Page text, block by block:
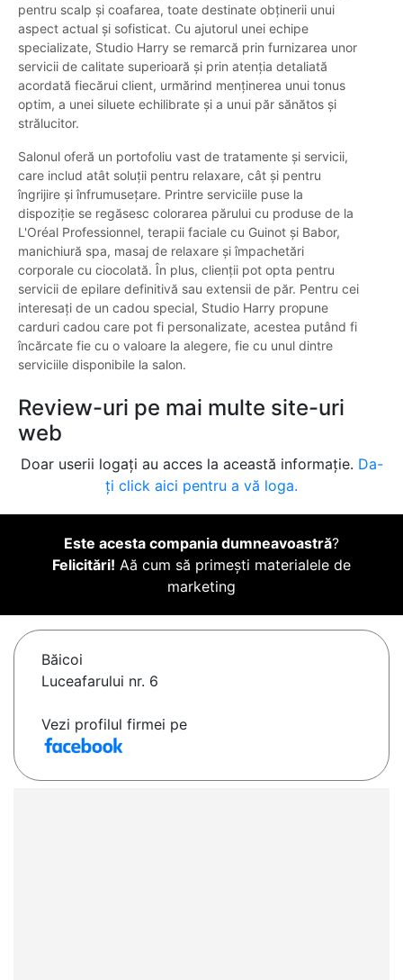
pentru scalp și coafarea, toate destinate obținerii unui
aspect actual și sofisticat. Cu ajutorul unei echipe
specializate, Studio Harry se remarcă prin furnizarea unor
servicii de calitate superioară și prin atenția detaliată
acordată fiecărui client, urmărind menținerea unui tonus
optim, a unei siluete echilibrate și a unui păr sănătos și
strălucitor.
Salonul oferă un portofoliu vast de tratamente și servicii,
care includ atât soluții pentru relaxare, cât și pentru
îngrijire și înfrumusețare. Printre serviciile puse la
dispoziție se regăsesc colorarea părului cu produse de la
L'Oréal Professionnel, terapii faciale cu Guinot și Babor,
manichiură spa, masaj de relaxare și împachetări
corporale cu ciocolată. În plus, clienții pot opta pentru
servicii de epilare definitivă sau extensii de păr. Pentru cei
interesați de un cadou special, Studio Harry propune
carduri cadou care pot fi personalizate, acestea putând fi
încărcate fie cu o valoare la alegere, fie cu unul dintre
serviciile disponibile la salon.
Review-uri pe mai multe site-uri
web
Doar userii logați au acces la această informație. Da-
ți click aici pentru a vă loga.
Este acesta compania dumneavoastră?
Felicitări! Aă cum să primești materialele de
marketing
Băicoi
Luceafarului nr. 6
Vezi profilul firmei pe